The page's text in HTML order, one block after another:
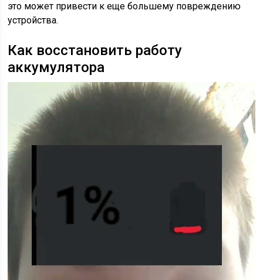
это может привести к еще большему повреждению
устройства.
Как восстановить работу
аккумулятора